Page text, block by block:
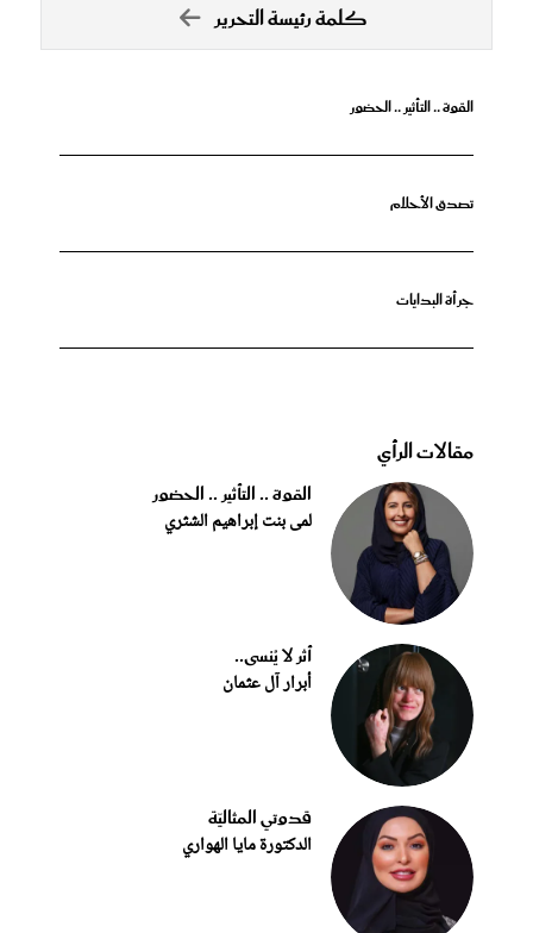
كلمة رئيسة التحرير
القوة .. التأثير .. الحضور
تصدق الأحلام
جرأة البدايات
مقالات الرأي
القوة .. التأثير .. الحضور
لمى بنت إبراهيم الشثري
أثر لا يُنسى..
أبرار آل عثمان
قدوتي المثاليّة
الدكتورة مايا الهواري